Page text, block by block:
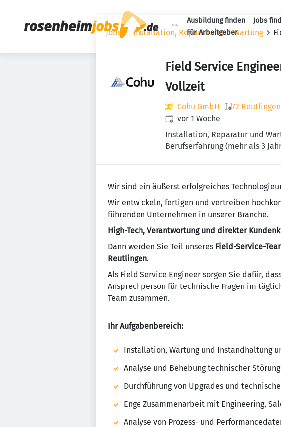
Ausbildung finden Jobs
Für Arbeitgeber
Jobs Installation, Reparatur und Wartung
Field Service
Vollzeit
Cohu GmbH
72
Veröffentlicht:
vor 1 Woche
Installation, Reparatur und
Berufserfahrung (mehr als 3
Wir sind ein äußerst erfolgreiches
Wir entwickeln, fertigen und vertreiben
führenden Unternehmen in unserer Branche.
High-Tech, Verantwortung und direkter
Dann werden Sie Teil unseres Field-Service-
Reutlingen.
Als Field Service Engineer sorgen Sie dafür,
Ansprechperson für technische Fragen im
Team zusammen.
Ihr Aufgabenbereich:
Installation, Wartung und Instandhaltung
Analyse und Behebung technischer
Durchführung von Upgrades und
Enge Zusammenarbeit mit Engineering,
Analyse von Prozess- und